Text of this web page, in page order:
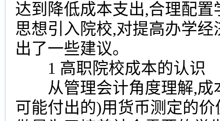
达到降低成本支出,合理配
思想引入院校,对提高办学
出了一些建议。
1 高职院校成本的认识
从管理会计角度理解,成
可能付出的)用货币测定的